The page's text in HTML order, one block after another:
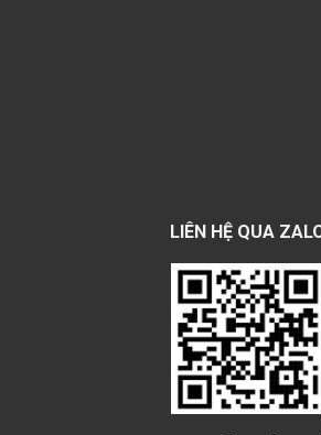
LIÊN HỆ QUA